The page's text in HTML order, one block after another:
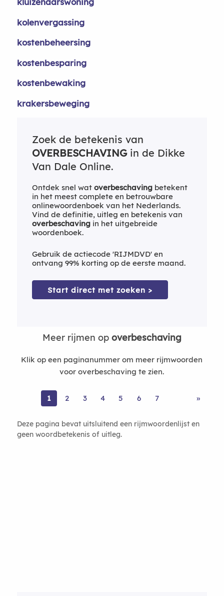
kolenvergassing
kostenbeheersing
kostenbesparing
kostenbewaking
krakersbeweging
Zoek de betekenis van
OVERBESCHAVINGin de Dikke
Van Dale Online.
Ontdek snel wat overbeschavingbetekent
in het meest complete en betrouwbare
onlinewoordenboek van het Nederlands.
Vind de definitie, uitleg en betekenis van
overbeschavingin het uitgebreide
woordenboek.
Gebruik de actiecode 'RIJMDVD' en
ontvang 99% korting op de eerste maand.
Start direct met zoeken >
Meer rijmen op overbeschaving
Klik op een paginanummer om meer rijmwoorden
voor overbeschaving te zien.
1 2 3 4 5 6 7 »
Deze pagina bevat uitsluitend een rijmwoordenlijst en
geen woordbetekenis of uitleg.